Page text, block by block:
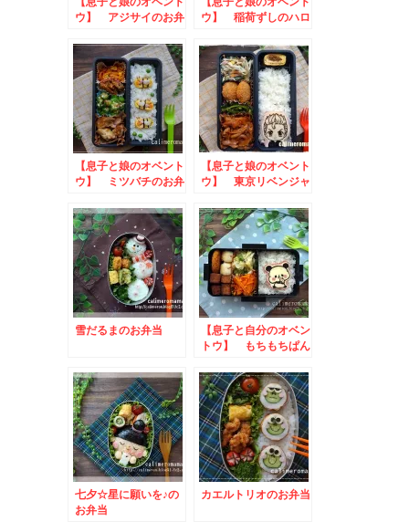
ウ】 アジサイのお弁
ウ】 稲荷ずしのハロ
【息子と娘のオベント
ウ】 ミツバチのお弁
【息子と娘のオベント
ウ】 東京リベンジャ
雪だるまのお弁当
【息子と自分のオベン
トウ】 もちもちぱん
七夕☆星に願いを♪の
お弁当
カエルトリオのお弁当